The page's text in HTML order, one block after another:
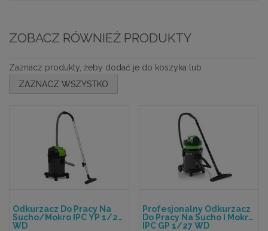
ZOBACZ RÓWNIEŻ PRODUKTY
Zaznacz produkty, żeby dodać je do koszyka lub
ZAZNACZ WSZYSTKO
Odkurzacz Do Pracy Na
Sucho/mokro IPC YP 1/20
WD
Profesjonalny Odkurzacz
Do Pracy Na Sucho I Mokro
IPC GP 1/27 WD